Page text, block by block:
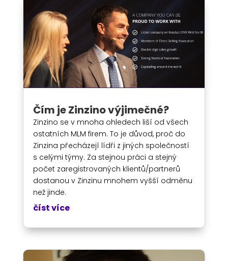
Čím je Zinzino výjimečné?
Zinzino se v mnoha ohledech liší od všech
ostatních MLM firem. To je důvod, proč do
Zinzina přecházejí lídři z jiných společností
s celými týmy. Za stejnou práci a stejný
počet zaregistrovaných klientů/partnerů
dostanou v Zinzinu mnohem vyšší odměnu
než jinde.
číst více